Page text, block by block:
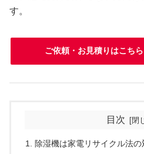
す。
ご依頼・お見積りはこち
目次
除湿機は家電リサイクル法の